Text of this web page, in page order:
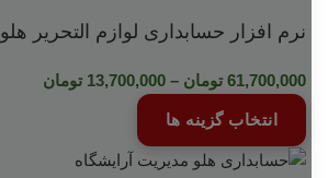
نرم افزار حسابداری لوازم التحریر هلو APEX
61,700,000 تومان –
13,700,000 تومان
انتخاب گزینه ها